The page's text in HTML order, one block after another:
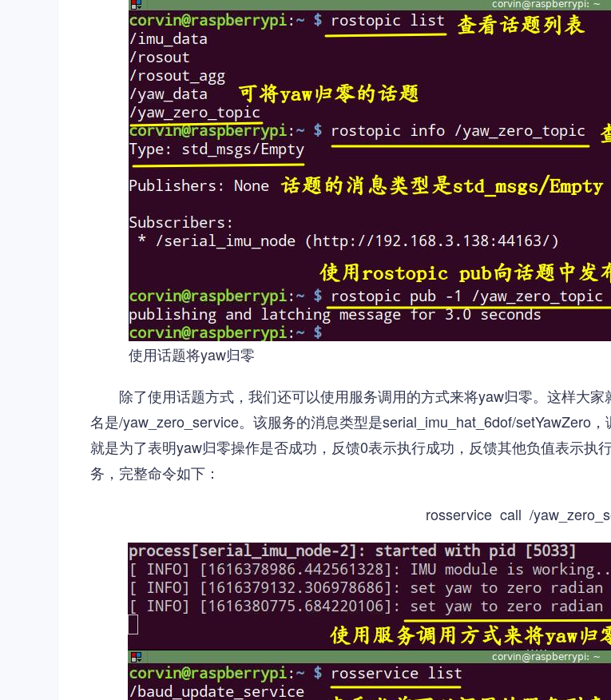
使用话题将yaw归零
除了使用话题方式，我们还可以使用服务调用的方式来将yaw归零。这样大
名是/yaw_zero_service。该服务的消息类型是serial_imu_hat_6dof/setYawZero
就是为了表明yaw归零操作是否成功，反馈0表示执行成功，反馈其他负值表示
务，完整命令如下：
rosservice call /